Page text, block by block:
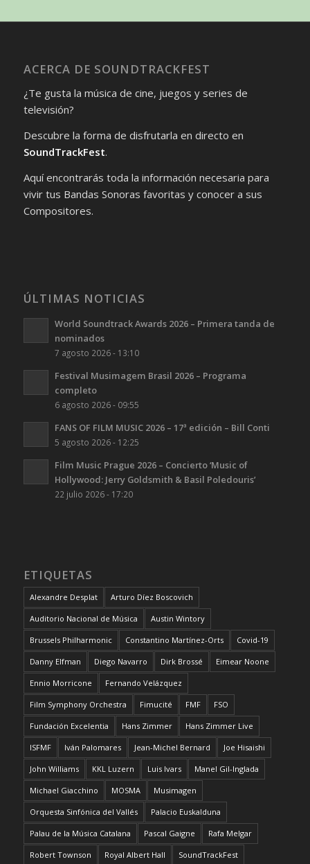
ACERCA DE SOUNDTRACKFEST
¿Te gusta la música de cine, juegos y series de
televisión?
Descubre la forma de disfrutarla en directo en
SoundTrackFest.
Aquí encontrarás toda la información necesaria para
vivir tus Bandas Sonoras favoritas y conocer a sus
Compositores.
ÚLTIMAS NOTICIAS
World Soundtrack Awards 2026 – Primera tanda de
nominados
7 agosto 2026 - 13:10
Festival Musimagem Brasil 2026 – Programa
completo
6 agosto 2026 - 09:55
FANS OF FILM MUSIC 2026 – 17ª edición – Bill Conti
5 agosto 2026 - 12:25
Film Music Prague 2026 – Concierto ‘Music of
Hollywood: Jerry Goldsmith & Basil Poledouris’
22 julio 2026 - 17:20
ETIQUETAS
Alexandre Desplat Arturo Díez Boscovich
Auditorio Nacional de Música Austin Wintory
Brussels Philharmonic Constantino Martínez-Orts Covid-19
Danny Elfman Diego Navarro Dirk Brossé Eimear Noone
Ennio Morricone Fernando Velázquez
Film Symphony Orchestra Fimucité FMF FSO
Fundación Excelentia Hans Zimmer Hans Zimmer Live
ISFMF Iván Palomares Jean-Michel Bernard Joe Hisaishi
John Williams KKL Luzern Luis Ivars Manel Gil-Inglada
Michael Giacchino MOSMA Musimagen
Orquesta Sinfónica del Vallés Palacio Euskalduna
Palau de la Música Catalana Pascal Gaigne Rafa Melgar
Robert Townson Royal Albert Hall SoundTrackFest